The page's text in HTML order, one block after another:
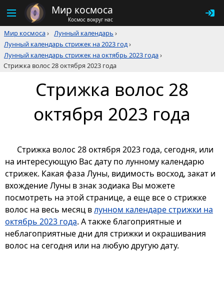
Мир космоса
Космос вокруг нас
Мир космоса› Лунный календарь ›
Лунный календарь стрижек на 2023 год›
Лунный календарь стрижек на октябрь 2023 года›
Стрижка волос 28 октября 2023 года
Стрижка волос 28
октября 2023 года
Стрижка волос 28 октября 2023 года, сегодня, или
на интересующую Вас дату по лунному календарю
стрижек. Какая фаза Луны, видимость восход, закат и
вхождение Луны в знак зодиака Вы можете
посмотреть на этой странице, а еще все о стрижке
волос на весь месяц влунном календаре стрижки на
октябрь 2023 года. А также благоприятные и
неблагоприятные дни для стрижки и окрашивания
волос на сегодня или на любую другую дату.